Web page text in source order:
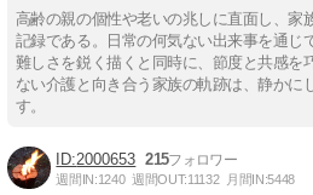
高齢の親の個性や老いの兆しに直面し、家
記録である。日常の何気ない出来事を通じ
難しさを鋭く描くと同時に、節度と共感を
ない介護と向き合う家族の軌跡は、静かに
す。
2000653 215
週間IN:1240 週間OUT:11132 月間IN:5448